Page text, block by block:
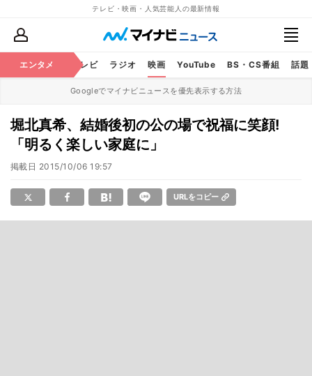
テレビ・映画・人気芸能人の最新情報
エンタメ
芸能 テレビ ラジオ 映画 YouTube BS・CS番組 話題
Googleでマイナビニュースを優先表示する方法
堀北真希、結婚後初の公の場で祝福に笑顔!
「明るく楽しい家庭に」
掲載日 2015/10/06 19:57
URLをコピー